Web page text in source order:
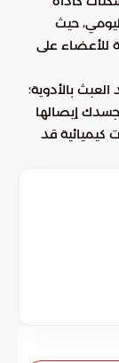
حيث
للأعضاء على
بالأدوية؛
جسدك إيصالها
كيميائية قد